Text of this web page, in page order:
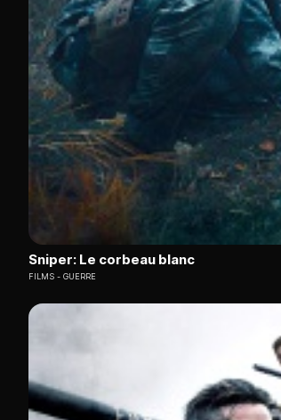
Sniper: Le corbeau blanc
FILMS GUERRE